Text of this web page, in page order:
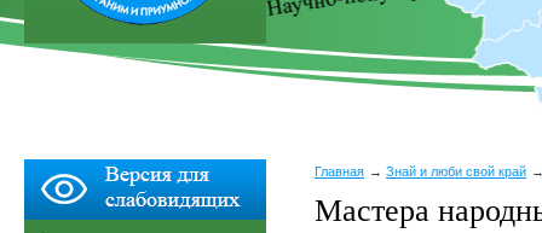
Главная Знай и люби свой край
Мастера